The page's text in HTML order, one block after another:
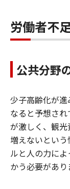
労働者不
公共分野
少子高齢化が
なると予想さ
が激しく、観
増えないとい
ルと人の力に
かう必要があり